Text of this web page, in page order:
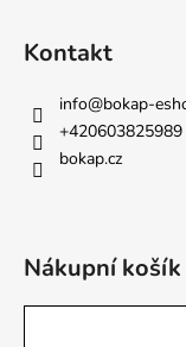
Kontakt
info@bokap-
+420603825989
bokap.cz
Nákupní košík